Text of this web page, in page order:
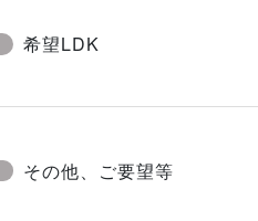
希望LDK
その他、ご要望等